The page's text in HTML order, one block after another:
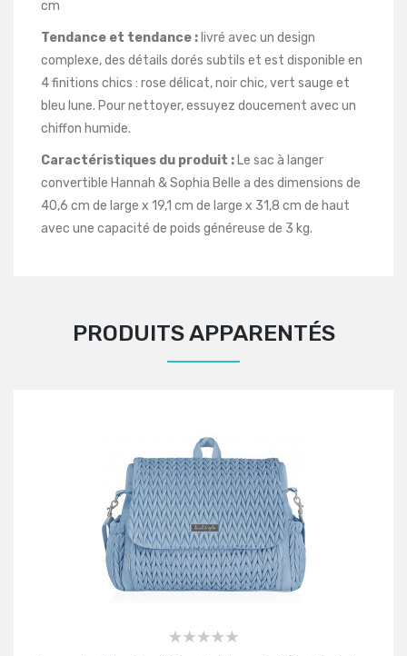
cm
Tendance et tendance : livré avec un design
complexe, des détails dorés subtils et est disponible en
4 finitions chics : rose délicat, noir chic, vert sauge et
bleu lune. Pour nettoyer, essuyez doucement avec un
chiffon humide.
Caractéristiques du produit : Le sac à langer
convertible Hannah & Sophia Belle a des dimensions de
40,6 cm de large x 19,1 cm de large x 31,8 cm de haut
avec une capacité de poids généreuse de 3 kg.
PRODUITS APPARENTÉS